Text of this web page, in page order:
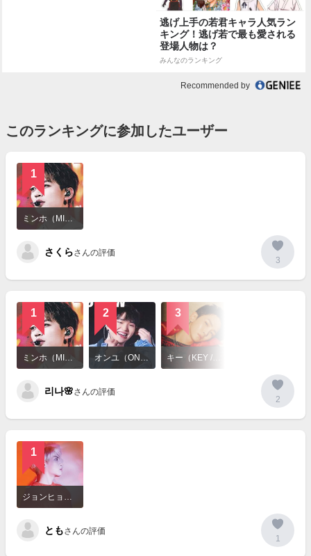
逃げ上手の若君キャラ人気ラン
キング！逃げ若で最も愛される
登場人物は？
みんなのランキング
Recommended by
このランキングに参加したユーザー
1
ミンホ（MINHO）
さくらさんの評価
3
1
ミンホ（MINHO）
2
オンユ（ONEW）
3
キー（KEY / SHINee）
리나🌸さんの評価
2
1
ジョンヒョン（JONGHYUN）
ともさんの評価
1